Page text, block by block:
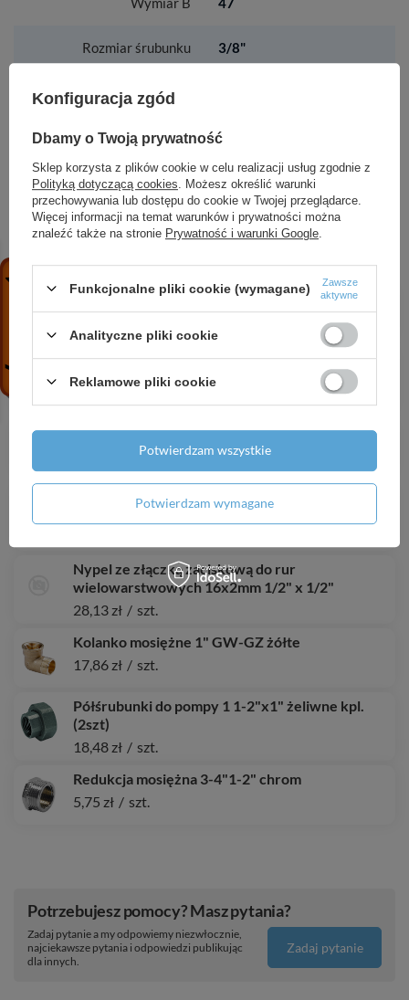
Rozmiar śrubunku 3/8"
Ilość sztuk w opakowaniu
zbiorczym
ZOBACZ RÓWNIEŻ
Przedłużka mosiężna 3-4" 10 mm żółta
5,22 zł / szt.
Śrubunek mosiężny prosty z uszczelką 1-2"
chromowany
Przedłużka mosiężna 1-2" 20 mm żółta
szt.
Śrubunek mosiężny kątowy z uszczelką 1"
chromowany
Nypel ze złączką zaciskową do rur
wielowarstwowych 16x2mm 1/2" x 1/2"
28,13 zł / szt.
Kolanko mosiężne 1" GW-GZ żółte
17,86 zł / szt.
Półśrubunki do pompy 1 1-2"x1" żeliwne kpl.
(2szt)
18,48 zł / szt.
Redukcja mosiężna 3-4"1-2" chrom
5,75 zł / szt.
Potrzebujesz pomocy? Masz pytania?
Zadaj pytanie a my odpowiemy niezwłocznie,
najciekawsze pytania i odpowiedzi publikując
dla innych.
Zadaj pytanie
Konfiguracja zgód
Dbamy o Twoją prywatność
Sklep korzysta z plików cookie w celu realizacji usług zgodnie z
Polityką dotyczącą cookies . Możesz określić warunki
przechowywania lub dostępu do cookie w Twojej przeglądarce.
Więcej informacji na temat warunków i prywatności można
znaleźć także na stronie Prywatność i warunki Google
Funkcjonalne pliki cookie (wymagane)
Zawsze
aktywne
Analityczne pliki cookie
Reklamowe pliki cookie
Potwierdzam wymagane
Potwierdzam wszystkie